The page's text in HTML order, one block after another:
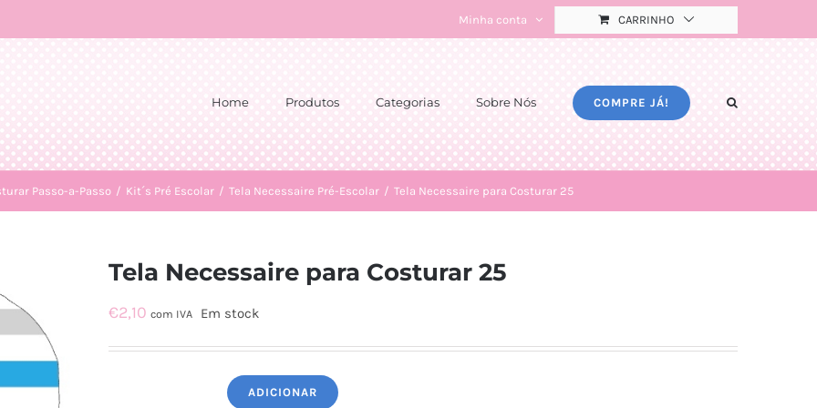
Minha conta CARRINHO
Home Produtos Categorias Sobre Nós COMPRE JÁ!
Passo-a-Passo / Kit´s Pré Escolar / Tela Necessaire Pré-Escolar / Tela Necessaire para Costurar 25
Tela Necessaire para Costurar 25
€2,10 com IVA Em stock
Quantidade
ADICIONAR